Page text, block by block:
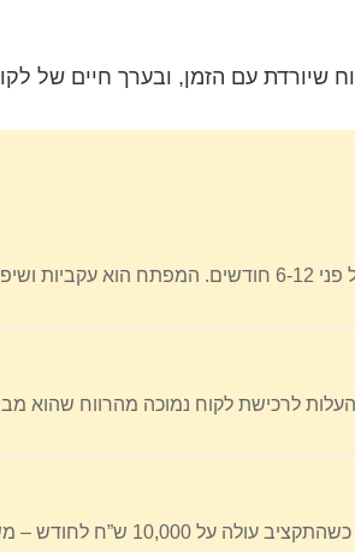
שיורדת עם הזמן, ובערך חיים של
לרכישת לקוח נמוכה מהרווח שהוא
להביא תוצאות טובות יותר.